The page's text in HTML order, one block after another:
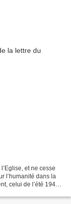
et ne cesse
l’humanité dans la
celui de l’été 1942